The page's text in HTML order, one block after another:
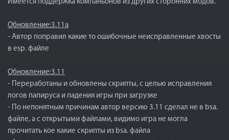
Имеется поддержка компаньонов из других сторонних модов.
Обновление:3.11a
- Автор поправил какие то ошибочные неисправленные хвосты
в esp. файле
Обновление:3.11
- Переработаны и обновлены скрипты, с целью исправления
логов папируса и падения игры при загрузке
- По непонятным причинам автор версию 3.11 сделал не в bsa.
файле, а с открытыми файлами, видимо игра не могла
прочитать кое какие скрипты из bsa. файла